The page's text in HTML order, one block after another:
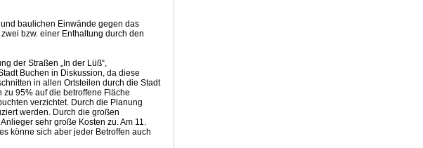
baulichen Einwände gegen das
bzw. einer Enthaltung durch den
der Straßen „In der Lüß“,
Buchen in Diskussion, da diese
in allen Ortsteilen durch die Stadt
95% auf die betroffene Fläche
verzichtet. Durch die Planung
werden. Durch die großen
sehr große Kosten zu. Am 11.
könne sich aber jeder Betroffen auch